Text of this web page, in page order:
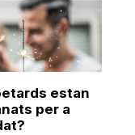
estan
per a